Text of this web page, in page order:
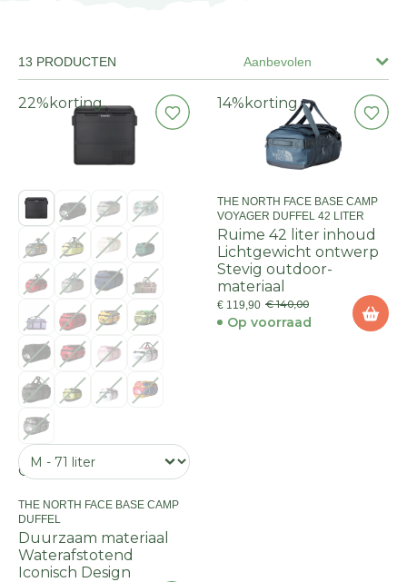
Aanbevolen
13 PRODUCTEN
22% korting
Onze KEUZE
THE NORTH FACE BASE CAMP
DUFFEL
Duurzaam materiaal
Waterafstotend
Iconisch Design
14% korting
THE NORTH FACE BASE CAMP
VOYAGER DUFFEL 42 LITER
Ruime 42 liter inhoud
Lichtgewicht ontwerp
Stevig outdoor-
materiaal
€ 119,90 € 140,00
Op voorraad